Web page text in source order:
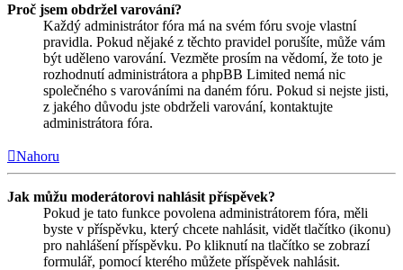
Proč jsem obdržel varování?
Každý administrátor fóra má na svém fóru svoje vlastní
pravidla. Pokud nějaké z těchto pravidel porušíte, může vám
být uděleno varování. Vezměte prosím na vědomí, že toto je
rozhodnutí administrátora a phpBB Limited nemá nic
společného s varováními na daném fóru. Pokud si nejste jisti,
z jakého důvodu jste obdrželi varování, kontaktujte
administrátora fóra.
Nahoru
Jak můžu moderátorovi nahlásit příspěvek?
Pokud je tato funkce povolena administrátorem fóra, měli
byste v příspěvku, který chcete nahlásit, vidět tlačítko (ikonu)
pro nahlášení příspěvku. Po kliknutí na tlačítko se zobrazí
formulář, pomocí kterého můžete příspěvek nahlásit.